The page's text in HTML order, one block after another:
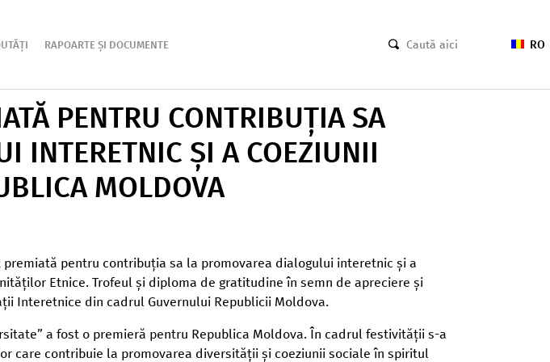
RAPOARTE ȘI DOCUMENTE RO
PENTRU CONTRIBUȚIA SA
INTERETNIC ȘI A COEZIUNII
MOLDOVA
pentru contribuția sa la promovarea dialogului interetnic și a
Etnice. Trofeul și diploma de gratitudine în semn de apreciere și
Interetnice din cadrul Guvernului Republicii Moldova.
a fost o premieră pentru Republica Moldova. În cadrul festivității s-a
care contribuie la promovarea diversității și coeziunii sociale în spiritul